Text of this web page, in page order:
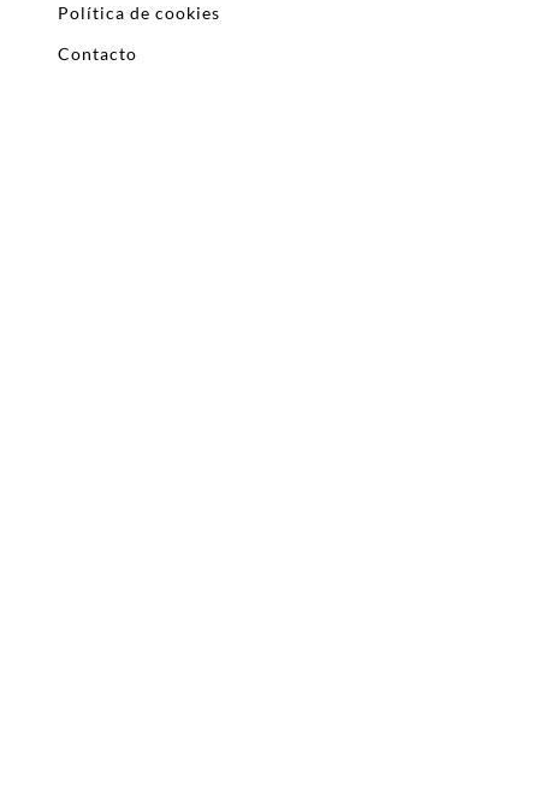
Política de cookies
Contacto